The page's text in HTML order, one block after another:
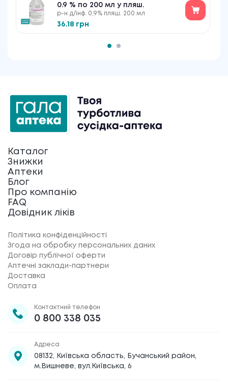
0.9 % по 200 мл у пляш.
р-н д/інф. 0,9% пляш. 200 мл
36.18 грн
Каталог
Знижки
Аптеки
Блог
Про компанію
FAQ
Довідник ліків
Політика конфіденційності
Згода на обробку персональних даних
Договір публічної оферти
Аптечні заклади-партнери
Доставка
Оплата
Контактний телефон
0 800 338 035
Адреса
08132, Київська область, Бучанський район,
м.Вишневе, вул.Київська, 6